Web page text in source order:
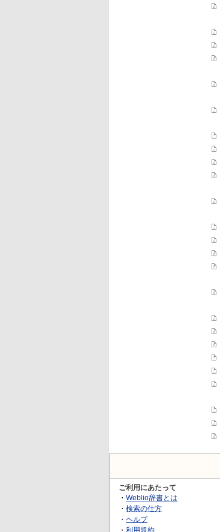
ご利用にあたって
・ Weblio辞書とは
・ 検索の仕方
・ ヘルプ
・ 利用規約